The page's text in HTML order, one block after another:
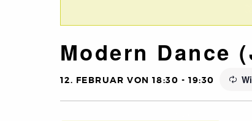
Modern Dance
12. FEBRUAR VON 18:30 - 19:30